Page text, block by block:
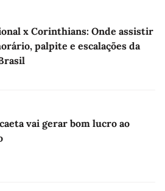
x Corinthians: Onde assistir
palpite e escalações da
vai gerar bom lucro ao